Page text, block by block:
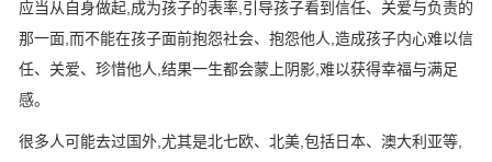
应当从自身做起,成为孩子的表率,引导孩子看到信任、关爱与负责的
那一面,而不能在孩子面前抱怨社会、抱怨他人,造成孩子内心难以信
任、关爱、珍惜他人,结果一生都会蒙上阴影,难以获得幸福与满足
感。
很多人可能去过国外,尤其是北七欧、北美,包括日本、澳大利亚等,